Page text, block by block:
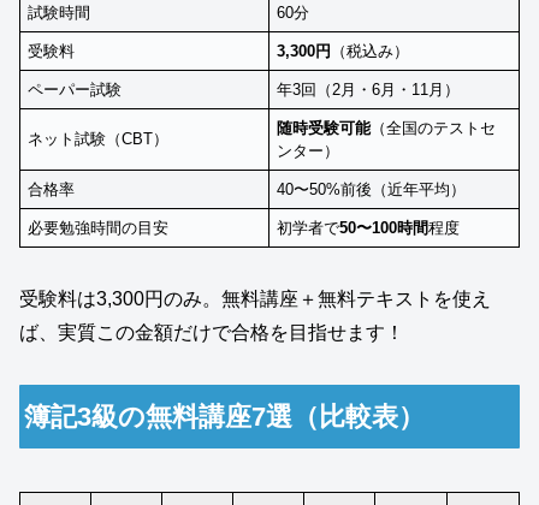
試験時間 60分
受験料 3,300円 （税込み）
ペーパー試験 年3回（2月・6月・11月）
ネット試験（CBT）
随時受験可能（全国のテストセ
ンター）
合格率 40〜50%前後（近年平均）
必要勉強時間の目安 初学者で50〜100時間程度
受験料は3,300円のみ。無料講座＋無料テキストを使え
ば、実質この金額だけで合格を目指せます！
簿記3級の無料講座7選（比較表）